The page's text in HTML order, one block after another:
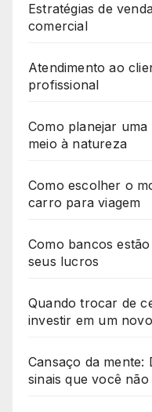
Estratégias de
comercial
Atendimento ao
profissional
Como planejar
meio à natureza
Como escolher o
carro para viagem
Como bancos
seus lucros
Quando trocar de
investir em um
Cansaço da mente:
sinais que você